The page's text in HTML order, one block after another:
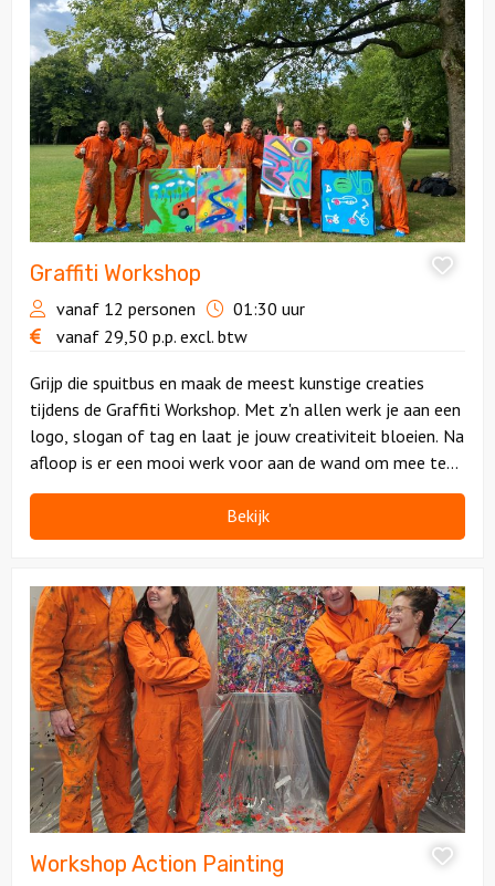
Graffiti
Workshop
Graffiti Workshop
vanaf 12 personen
01:30 uur
vanaf 29,50 p.p. excl. btw
Grijp die spuitbus en maak de meest kunstige creaties
tijdens de Graffiti Workshop. Met z'n allen werk je aan een
logo, slogan of tag en laat je jouw creativiteit bloeien. Na
afloop is er een mooi werk voor aan de wand om mee te
nemen. Geweldig toch?
Bekijk
Bekijk
Workshop
Action
Painting
Workshop Action Painting